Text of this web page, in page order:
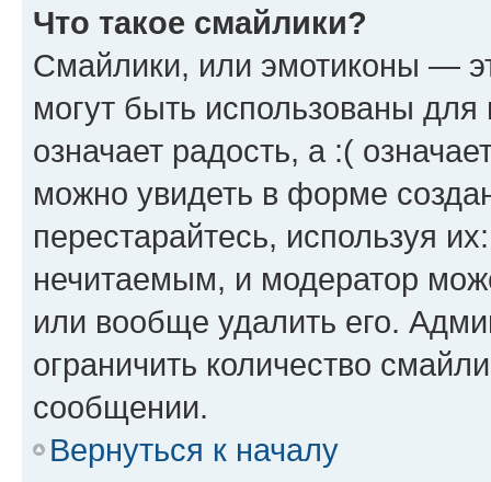
Что такое смайлики?
Смайлики, или эмотиконы —
могут быть использованы
означает радость, а :(
можно увидеть в форме
перестарайтесь, используя
нечитаемым, и модератор
или вообще удалить его.
ограничить количество
сообщении.
Вернуться к началу